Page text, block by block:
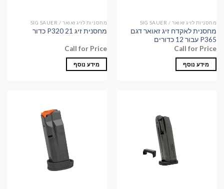
מחסניות לזיג זאואר / SIG SAUER
מחסנית לאקדח זיג זאואר דגם
P365 עבור 12 כדורים
Call for Price
מידע נוסף
מחסניות לזיג זאואר / SIG SAUER
מחסנית זיג P320 21 כדור
Call for Price
מידע נוסף